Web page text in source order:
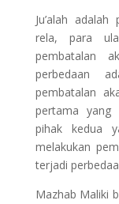
Ju’alah
rela, para
pembatalan
perbedaan
pembatalan
pertama yang
pihak kedua
melakukan
terjadi
Mazhab Maliki